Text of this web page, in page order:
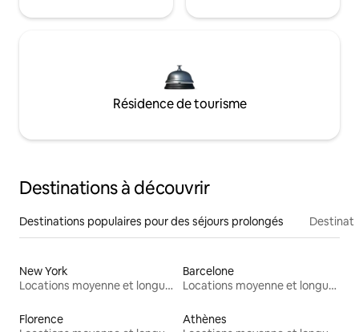
Résidence de tourisme
Destinations à découvrir
Destinations populaires pour des séjours prolongés
New York
Locations moyenne et longue durée
Barcelone
Locations moyenne et longue durée
Florence
Athènes